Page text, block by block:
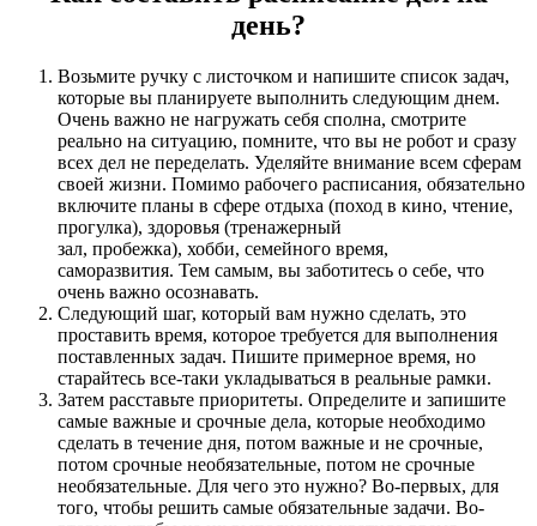
день?
Возьмите ручку с листочком и напишите список задач,
которые вы планируете выполнить следующим днем.
Очень важно не нагружать себя сполна, смотрите
реально на ситуацию, помните, что вы не робот и сразу
всех дел не переделать. Уделяйте внимание всем сферам
своей жизни. Помимо рабочего расписания, обязательно
включите планы в сфере отдыха (поход в кино, чтение,
прогулка), здоровья (тренажерный
зал, пробежка), хобби, семейного время,
саморазвития. Тем самым, вы заботитесь о себе, что
очень важно осознавать.
Следующий шаг, который вам нужно сделать, это
проставить время, которое требуется для выполнения
поставленных задач. Пишите примерное время, но
старайтесь все-таки укладываться в реальные рамки.
Затем расставьте приоритеты. Определите и запишите
самые важные и срочные дела, которые необходимо
сделать в течение дня, потом важные и не срочные,
потом срочные необязательные, потом не срочные
необязательные. Для чего это нужно? Во-первых, для
того, чтобы решить самые обязательные задачи. Во-